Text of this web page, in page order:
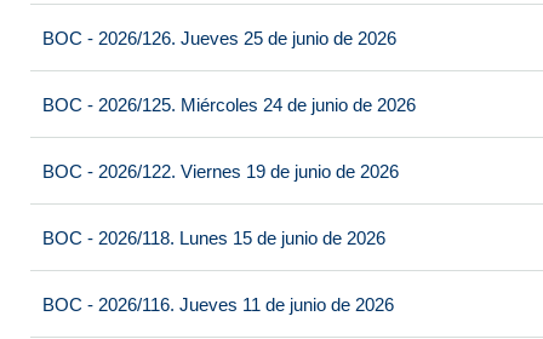
BOC - 2026/126. Jueves 25 de junio de 2026
BOC - 2026/125. Miércoles 24 de junio de 2026
BOC - 2026/122. Viernes 19 de junio de 2026
BOC - 2026/118. Lunes 15 de junio de 2026
BOC - 2026/116. Jueves 11 de junio de 2026